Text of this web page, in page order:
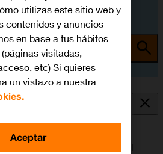
de la actualización
en segundo plano al
utilizas este sitio web y
contenidos y anuncios
en base a tus hábitos
visitadas,
etc) Si quieres
un vistazo a nuestra
Aceptar